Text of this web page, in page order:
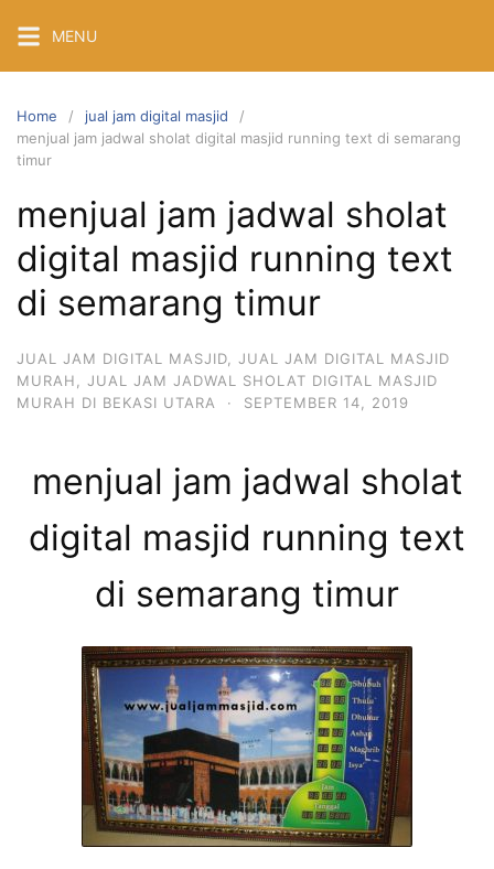
content
MENU
Home
jual jam digital masjid
menjual jam jadwal sholat digital masjid running text di semarang
timur
menjual jam jadwal sholat
digital masjid running text
di semarang timur
JUAL JAM DIGITAL MASJID
JUAL JAM DIGITAL MASJID
MURAH
JUAL JAM JADWAL SHOLAT DIGITAL MASJID
MURAH DI BEKASI UTARA
· SEPTEMBER 14, 2019
menjual jam jadwal sholat
digital masjid running text
di semarang timur